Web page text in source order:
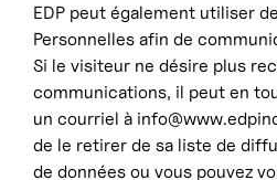
EDP peut également utiliser
Personnelles afin de
Si le visiteur ne désire plus
communications, il peut en
un courriel à
de le retirer de sa liste de
de données ou vous pouvez